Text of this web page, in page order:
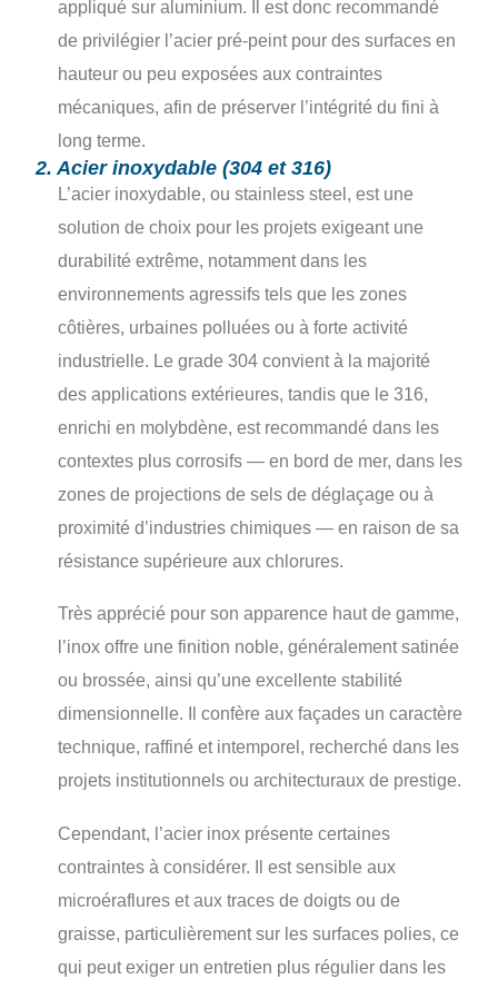
appliqué sur aluminium. Il est donc recommandé
de privilégier l’acier pré-peint pour des surfaces en
hauteur ou peu exposées aux contraintes
mécaniques, afin de préserver l’intégrité du fini à
long terme.
2. Acier inoxydable (304 et 316)
L’acier inoxydable, ou stainless steel, est une
solution de choix pour les projets exigeant une
durabilité extrême, notamment dans les
environnements agressifs tels que les zones
côtières, urbaines polluées ou à forte activité
industrielle. Le grade 304 convient à la majorité
des applications extérieures, tandis que le 316,
enrichi en molybdène, est recommandé dans les
contextes plus corrosifs — en bord de mer, dans les
zones de projections de sels de déglaçage ou à
proximité d’industries chimiques — en raison de sa
résistance supérieure aux chlorures.
Très apprécié pour son apparence haut de gamme,
l’inox offre une finition noble, généralement satinée
ou brossée, ainsi qu’une excellente stabilité
dimensionnelle. Il confère aux façades un caractère
technique, raffiné et intemporel, recherché dans les
projets institutionnels ou architecturaux de prestige.
Cependant, l’acier inox présente certaines
contraintes à considérer. Il est sensible aux
microéraflures et aux traces de doigts ou de
graisse, particulièrement sur les surfaces polies, ce
qui peut exiger un entretien plus régulier dans les